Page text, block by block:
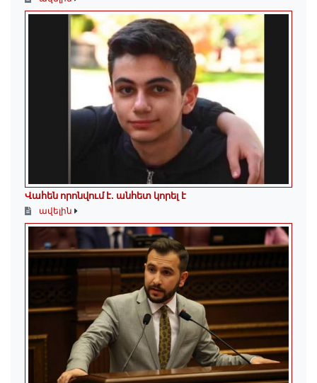
Վահեն որոնվում է․ անհետ կորել է
ավելին